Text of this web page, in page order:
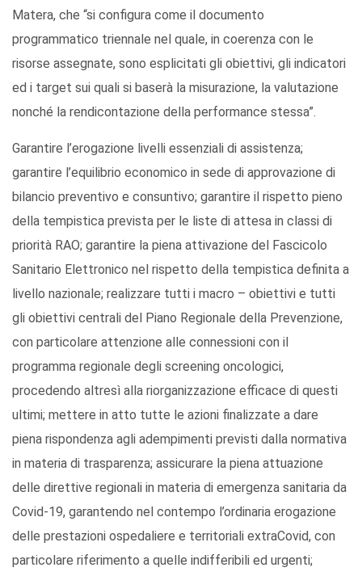
Matera, che “si configura come il documento
programmatico triennale nel quale, in coerenza con le
risorse assegnate, sono esplicitati gli obiettivi, gli indicatori
ed i target sui quali si baserà la misurazione, la valutazione
nonché la rendicontazione della performance stessa”.
Garantire l’erogazione livelli essenziali di assistenza;
garantire l’equilibrio economico in sede di approvazione di
bilancio preventivo e consuntivo; garantire il rispetto pieno
della tempistica prevista per le liste di attesa in classi di
priorità RAO; garantire la piena attivazione del Fascicolo
Sanitario Elettronico nel rispetto della tempistica definita a
livello nazionale; realizzare tutti i macro – obiettivi e tutti
gli obiettivi centrali del Piano Regionale della Prevenzione,
con particolare attenzione alle connessioni con il
programma regionale degli screening oncologici,
procedendo altresì alla riorganizzazione efficace di questi
ultimi; mettere in atto tutte le azioni finalizzate a dare
piena rispondenza agli adempimenti previsti dalla normativa
in materia di trasparenza; assicurare la piena attuazione
delle direttive regionali in materia di emergenza sanitaria da
Covid-19, garantendo nel contempo l’ordinaria erogazione
delle prestazioni ospedaliere e territoriali extraCovid, con
particolare riferimento a quelle indifferibili ed urgenti;